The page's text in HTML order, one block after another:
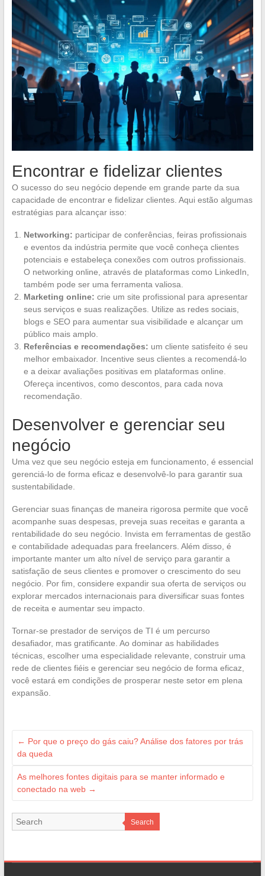
Encontrar e fidelizar clientes
O sucesso do seu negócio depende em grande parte da sua
capacidade de encontrar e fidelizar clientes. Aqui estão algumas
estratégias para alcançar isso:
Networking: participar de conferências, feiras profissionais
e eventos da indústria permite que você conheça clientes
potenciais e estabeleça conexões com outros profissionais.
O networking online, através de plataformas como LinkedIn,
também pode ser uma ferramenta valiosa.
Marketing online: crie um site profissional para apresentar
seus serviços e suas realizações. Utilize as redes sociais,
blogs e SEO para aumentar sua visibilidade e alcançar um
público mais amplo.
Referências e recomendações: um cliente satisfeito é seu
melhor embaixador. Incentive seus clientes a recomendá-lo
e a deixar avaliações positivas em plataformas online.
Ofereça incentivos, como descontos, para cada nova
recomendação.
Desenvolver e gerenciar seu
negócio
Uma vez que seu negócio esteja em funcionamento, é essencial
gerenciá-lo de forma eficaz e desenvolvê-lo para garantir sua
sustentabilidade.
Gerenciar suas finanças de maneira rigorosa permite que você
acompanhe suas despesas, preveja suas receitas e garanta a
rentabilidade do seu negócio. Invista em ferramentas de gestão
e contabilidade adequadas para freelancers. Além disso, é
importante manter um alto nível de serviço para garantir a
satisfação de seus clientes e promover o crescimento do seu
negócio. Por fim, considere expandir sua oferta de serviços ou
explorar mercados internacionais para diversificar suas fontes
de receita e aumentar seu impacto.
Tornar-se prestador de serviços de TI é um percurso
desafiador, mas gratificante. Ao dominar as habilidades
técnicas, escolher uma especialidade relevante, construir uma
rede de clientes fiéis e gerenciar seu negócio de forma eficaz,
você estará em condições de prosperar neste setor em plena
expansão.
← Por que o preço do gás caiu? Análise dos fatores por trás
da queda
As melhores fontes digitais para se manter informado e
conectado na web →
Search